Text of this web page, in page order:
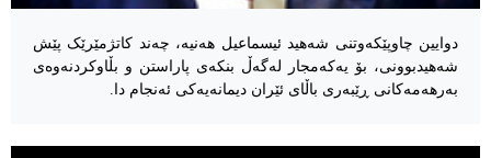
دوایین چاوپێکەوتنی شەهید ئیسماعیل هەنیە، چەند کاتژمێرێک پێش
شەهیدبوونی، بۆ یەکەمجار لەگەڵ بنکەی پاراستن و بڵاوکردنەوەی
بەرهەمەکانی ڕێبەری باڵای ئێران دیمانەیەکی ئەنجام دا.